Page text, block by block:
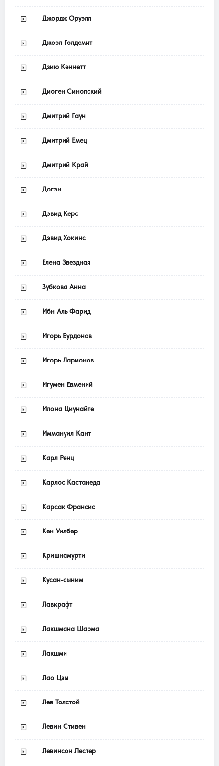
Джордж Оруэлл
Джоэл Голдсмит
Дзию Кеннетт
Диоген Синопский
Дмитрий Гаун
Дмитрий Емец
Дмитрий Край
Догэн
Дэвид Керс
Дэвид Хокинс
Елена Звездная
Зубкова Анна
Ибн Аль Фарид
Игорь Бурдонов
Игорь Ларионов
Игумен Евмений
Илона Циунайте
Иммануил Кант
Карл Ренц
Карлос Кастанеда
Карсак Франсис
Кен Уилбер
Кришнамурти
Кусан-сыним
Лавкрафт
Лакшмана Шарма
Лакшми
Лао Цзы
Лев Толстой
Левин Стивен
Левинсон Лестер